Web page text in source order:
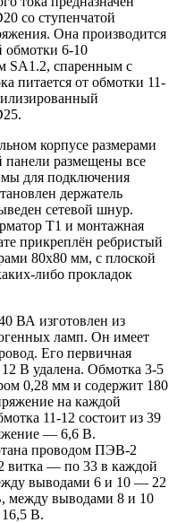
со ступенчатой
Она производится
обмотки 6-10
SA1.2, спаренным с
питается от обмотки 11-
корпусе размерами
панели размещены все
для подключения
держатель
сетевой шнур.
T1 и монтажная
прикреплён ребристый
80х80 мм, с плоской
либо прокладок
ВА изготовлен из
ламп. Он имеет
Его первичная
В удалена. Обмотка 3-5
0,28 мм и содержит 180
на каждой
11-12 состоит из 39
— 6,6 В.
проводом ПЭВ-2
витка — по 33 в каждой
выводами 6 и 10 — 22
выводами 8 и 10
В.